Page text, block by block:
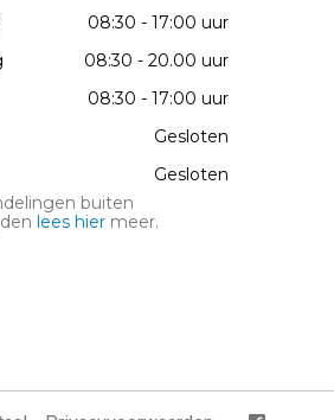
08:30 - 17:00 uur
08:30 - 20.00 uur
08:30 - 17:00 uur
Gesloten
Gesloten
buiten
lees hier meer.